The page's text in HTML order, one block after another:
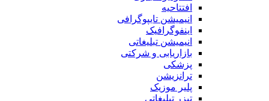
افتتاحیه
انیمیشن تایپوگرافی
اینفوگرافیک
انیمیشن تبلیغاتی
بازاریابی و شرکتی
پزشکی
ترانزیشن
پلیر موزیک
تیزر تبلیغاتی